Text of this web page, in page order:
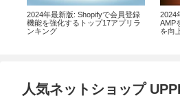
2024年最新版: Shopifyで会員登録
機能を強化するトップ17アプリラ
ンキング
2024
AMP
を向
人気ネットショップ